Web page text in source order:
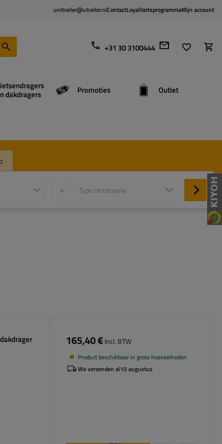
unitrailer@utrailer.nlContactLoyaliteitsprogrammaMijn account
+31 30 3100444
dakdragers Promoties Outlet
4 Type carrosserie
165,40 €Incl. BTW
Product beschikbaar in grote hoeveelheden
We verzenden al10 augustus